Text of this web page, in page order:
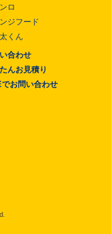
ロ
ジフード
くん
合わせ
んお見積り
でお問い合わせ